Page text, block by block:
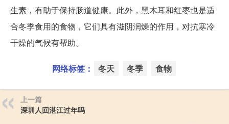
生素，有助于保持肠道健康。此外，黑木耳和红枣也是适
合冬季食用的食物，它们具有滋阴润燥的作用，对抗寒冷
干燥的气候有帮助。
网络标签： 冬天 冬季 食物
上一篇
深圳人回湛江过年吗